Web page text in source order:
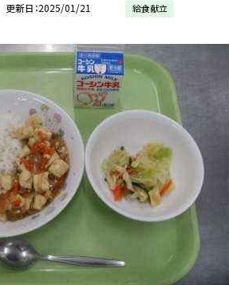
更新日 2025/01/21 給食献立